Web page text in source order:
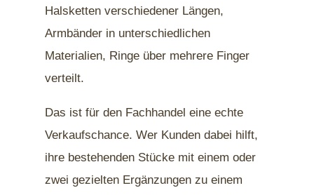
Halsketten verschiedener Längen,
Armbänder in unterschiedlichen
Materialien, Ringe über mehrere Finger
verteilt.
Das ist für den Fachhandel eine echte
Verkaufschance. Wer Kunden dabei hilft,
ihre bestehenden Stücke mit einem oder
zwei gezielten Ergänzungen zu einem